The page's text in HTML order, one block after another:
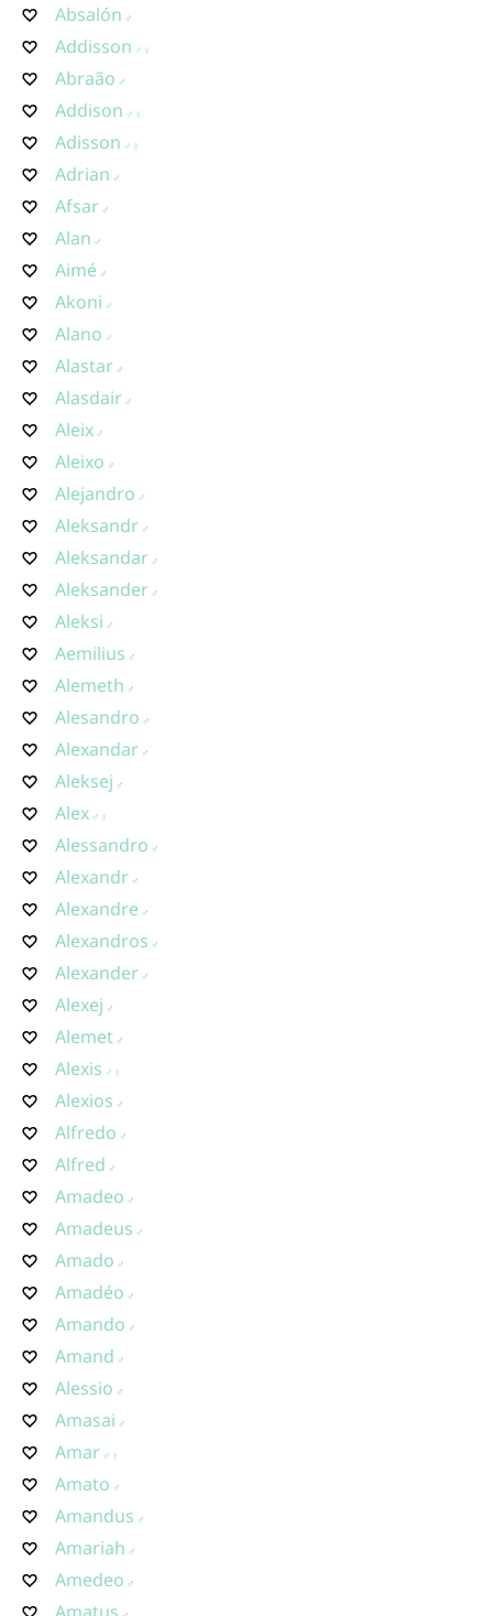
Absalón
Addisson
Abraão
Addison
Adisson
Adrian
Afsar
Alan
Aimé
Akoni
Alano
Alastar
Alasdair
Aleix
Aleixo
Alejandro
Aleksandr
Aleksandar
Aleksander
Aleksi
Aemilius
Alemeth
Alesandro
Alexandar
Aleksej
Alex
Alessandro
Alexandr
Alexandre
Alexandros
Alexander
Alexej
Alemet
Alexis
Alexios
Alfredo
Alfred
Amadeo
Amadeus
Amado
Amadéo
Amando
Amand
Alessio
Amasai
Amar
Amato
Amandus
Amariah
Amedeo
Amatus